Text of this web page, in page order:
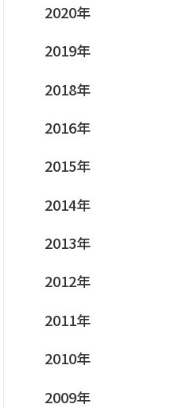
2020年
2019年
2018年
2016年
2015年
2014年
2013年
2012年
2011年
2010年
2009年